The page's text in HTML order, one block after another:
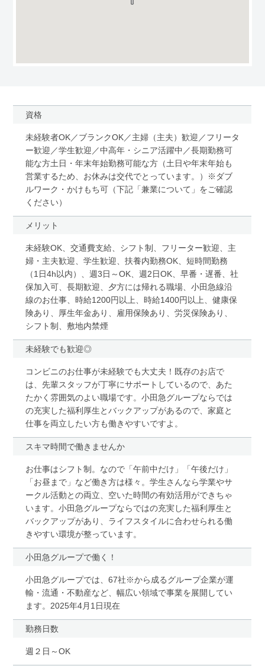
資格
未経験者OK／ブランクOK／主婦（主夫）歓迎／フリータ
ー歓迎／学生歓迎／中高年・シニア活躍中／長期勤務可
能な方土日・年末年始勤務可能な方（土日や年末年始も
営業するため、お休みは交代でとっています。）※ダブ
ルワーク・かけもち可（下記「兼業について」をご確認
ください）
メリット
未経験OK、交通費支給、シフト制、フリーター歓迎、主
婦・主夫歓迎、学生歓迎、扶養内勤務OK、短時間勤務
（1日4h以内）、週3日～OK、週2日OK、早番・遅番、社
保加入可、長期歓迎、夕方には帰れる職場、小田急線沿
線のお仕事、時給1200円以上、時給1400円以上、健康保
険あり、厚生年金あり、雇用保険あり、労災保険あり、
シフト制、敷地内禁煙
未経験でも歓迎◎
コンビニのお仕事が未経験でも大丈夫！既存のお店で
は、先輩スタッフが丁寧にサポートしているので、あた
たかく雰囲気のよい職場です。小田急グループならでは
の充実した福利厚生とバックアップがあるので、家庭と
仕事を両立したい方も働きやすいですよ。
スキマ時間で働きませんか
お仕事はシフト制。なので「午前中だけ」「午後だけ」
「お昼まで」など働き方は様々。学生さんなら学業やサ
ークル活動との両立、空いた時間の有効活用ができちゃ
います。小田急グループならではの充実した福利厚生と
バックアップがあり、ライフスタイルに合わせられる働
きやすい環境が整っています。
小田急グループで働く！
小田急グループでは、67社※から成るグループ企業が運
輸・流通・不動産など、幅広い領域で事業を展開してい
ます。2025年4月1日現在
勤務日数
週２日～OK